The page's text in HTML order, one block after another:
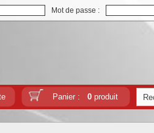
Mot de passe :
Panier : 0produit